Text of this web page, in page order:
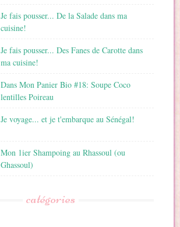
Je fais pousser... De la Salade dans ma
cuisine!
Je fais pousser... Des Fanes de Carotte dans
ma cuisine!
Dans Mon Panier Bio #18: Soupe Coco
lentilles Poireau
Je voyage... et je t'embarque au Sénégal!
Mon 1ier Shampoing au Rhassoul (ou
Ghassoul)
catégories